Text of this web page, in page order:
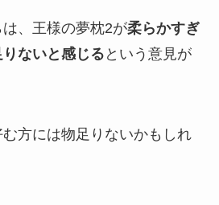
、王様の夢枕2が柔らかすぎ
ないと感じる という意見が
方には物足りないかもしれ